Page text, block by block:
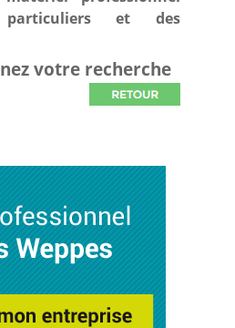
et des
votre recherche